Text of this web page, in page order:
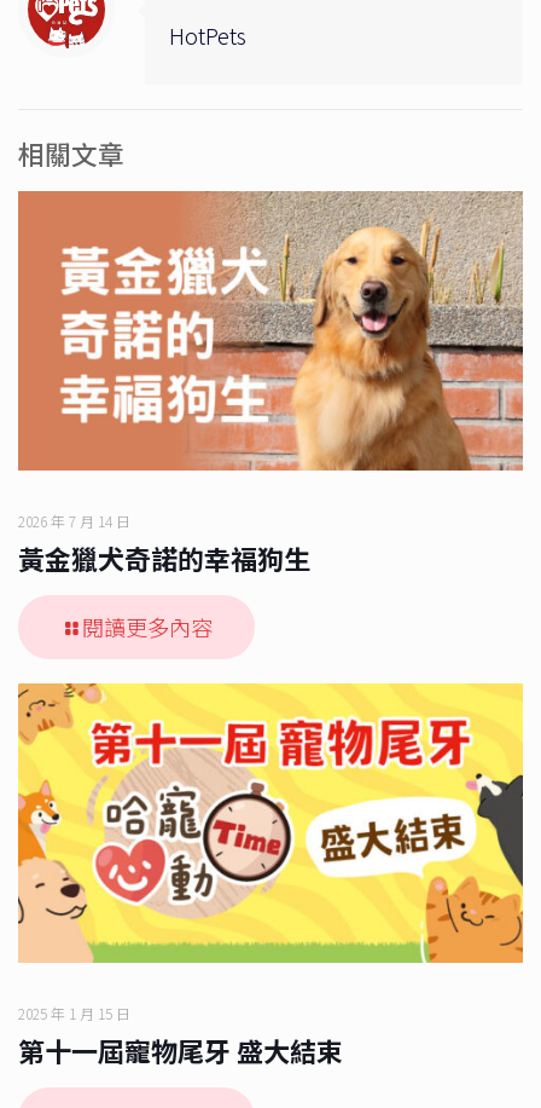
HotPets
相關文章
2026 年 7 月 14 日
黃金獵犬奇諾的幸福狗生
閱讀更多內容
2025 年 1 月 15 日
第十一屆寵物尾牙 盛大結束